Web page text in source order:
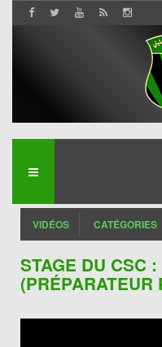
VIDÉOS CATÉGORIES
STAGE DU CSC
(PRÉPARATEUR